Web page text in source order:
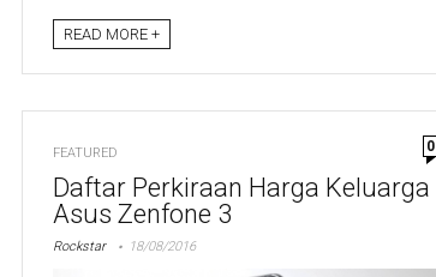
READ MORE +
FEATURED 0
Daftar Perkiraan Harga Keluarga
Asus Zenfone 3
Rockstar 18/08/2016